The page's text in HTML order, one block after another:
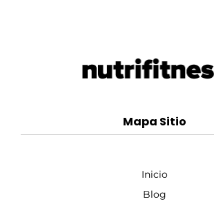
Mapa Sitio
Inicio
Blog